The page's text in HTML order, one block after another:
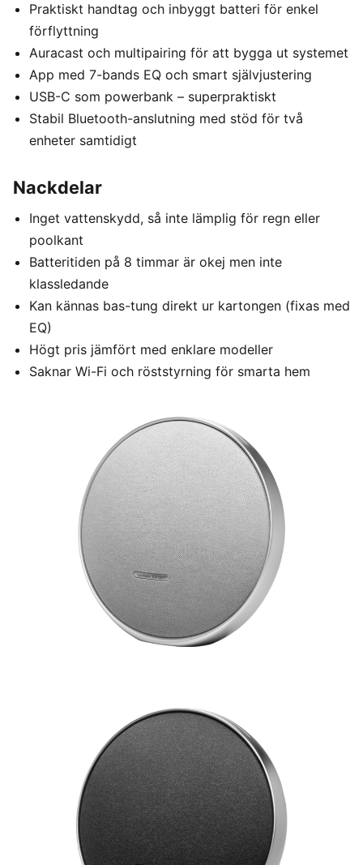
Praktiskt handtag och inbyggt batteri för enkel
förflyttning
Auracast och multipairing för att bygga ut systemet
App med 7-bands EQ och smart självjustering
USB-C som powerbank – superpraktiskt
Stabil Bluetooth-anslutning med stöd för två
enheter samtidigt
Nackdelar
Inget vattenskydd, så inte lämplig för regn eller
poolkant
Batteritiden på 8 timmar är okej men inte
klassledande
Kan kännas bas-tung direkt ur kartongen (fixas med
EQ)
Högt pris jämfört med enklare modeller
Saknar Wi-Fi och röststyrning för smarta hem